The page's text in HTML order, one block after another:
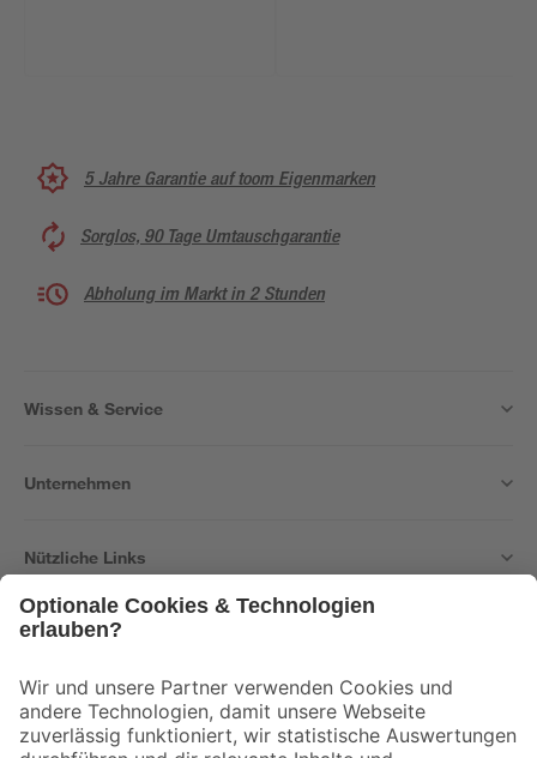
5 Jahre Garantie auf toom Eigenmarken
Sorglos, 90 Tage Umtauschgarantie
Abholung im Markt in 2 Stunden
Wissen & Service
Unternehmen
Nützliche Links
Der toom Newsletter: Keine Angebote und Aktionen mehr verpassen!
Zur Newsletter Anmeldung